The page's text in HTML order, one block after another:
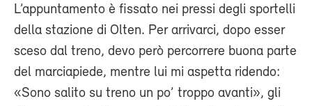
L’appuntamento è fissato nei pressi degli sportelli
della stazione di Olten. Per arrivarci, dopo esser
sceso dal treno, devo però percorrere buona parte
del marciapiede, mentre lui mi aspetta ridendo:
«Sono salito su treno un po’ troppo avanti», gli